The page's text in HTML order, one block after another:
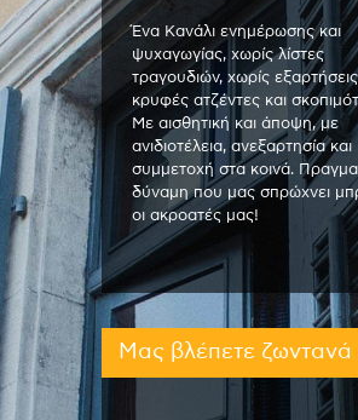
Ένα Κανάλι ενημέρωσης και
ψυχαγωγίας, χωρίς λίστες
τραγουδιών, χωρίς
κρυφές ατζέντες και
Με αισθητική και άποψη, με
ανιδιοτέλεια, ανεξαρτησία και
συμμετοχή στα κοινά.
δύναμη που μας σπρώχνει
οι ακροατές μας!
Μας βλέπετε ζωντανά